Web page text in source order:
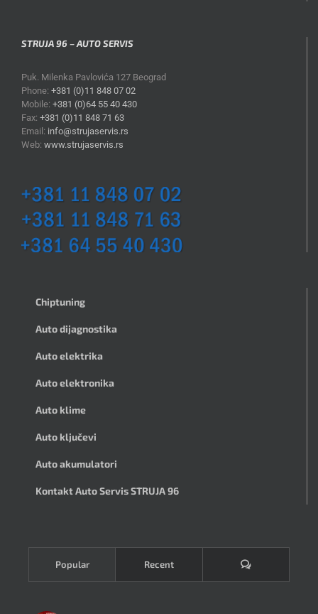
STRUJA 96 – AUTO SERVIS
Puk. Milenka Pavlovića 127 Beograd
Phone: +381 (0)11 848 07 02
Mobile: +381 (0)64 55 40 430
Fax: +381 (0)11 848 71 63
Email: info@strujaservis.rs
Web: www.strujaservis.rs
Chiptuning
Auto dijagnostika
Auto elektrika
Auto elektronika
Auto klime
Auto ključevi
Auto akumulatori
Kontakt Auto Servis STRUJA 96
Popular Recent Komentari